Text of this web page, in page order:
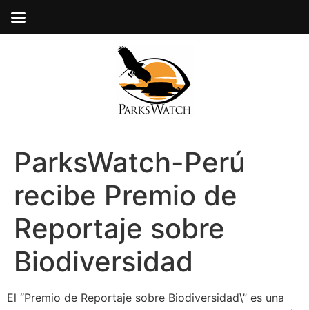
ParksWatch-Perú
recibe Premio de
Reportaje sobre
Biodiversidad
El “Premio de Reportaje sobre Biodiversidad\” es una